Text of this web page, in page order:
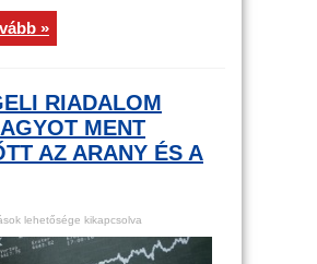
»
RIADALOM
MENT
AZ ARANY ÉS A
lehetősége kikapcsolva